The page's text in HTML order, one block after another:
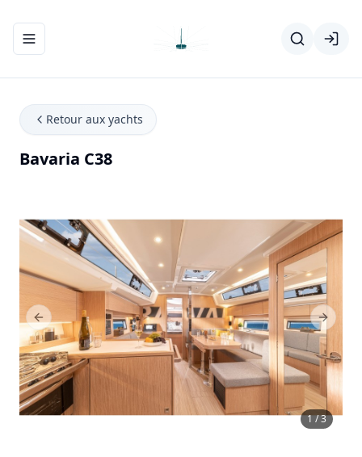
Ouvrir/fermer le menu de navigation
Retour aux yachts
Bavaria C38
1 / 3
Previous Slide Next